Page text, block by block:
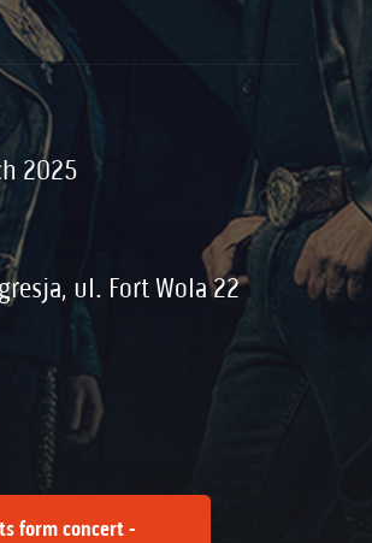
2025
ul. Fort Wola 22
form concert -